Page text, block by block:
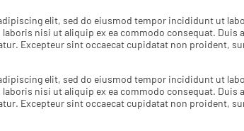
elit, sed do eiusmod tempor incididunt ut
nisi ut aliquip ex ea commodo consequat.
Excepteur sint occaecat cupidatat non proident,
elit, sed do eiusmod tempor incididunt ut
nisi ut aliquip ex ea commodo consequat.
Excepteur sint occaecat cupidatat non proident,